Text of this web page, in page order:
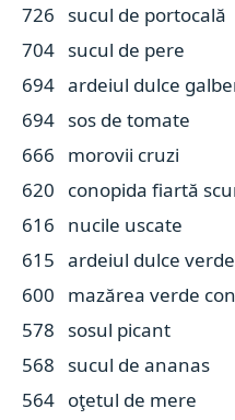
726 sucul de portocală
704 sucul de pere
694 ardeiul dulce
694 sos de tomate
666 morovii cruzi
620 conopida fiartă
616 nucile uscate
615 ardeiul dulce
600 mazărea verde
578 sosul picant
568 sucul de ananas
564 oţetul de mere